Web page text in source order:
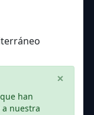
×
han
nuestra